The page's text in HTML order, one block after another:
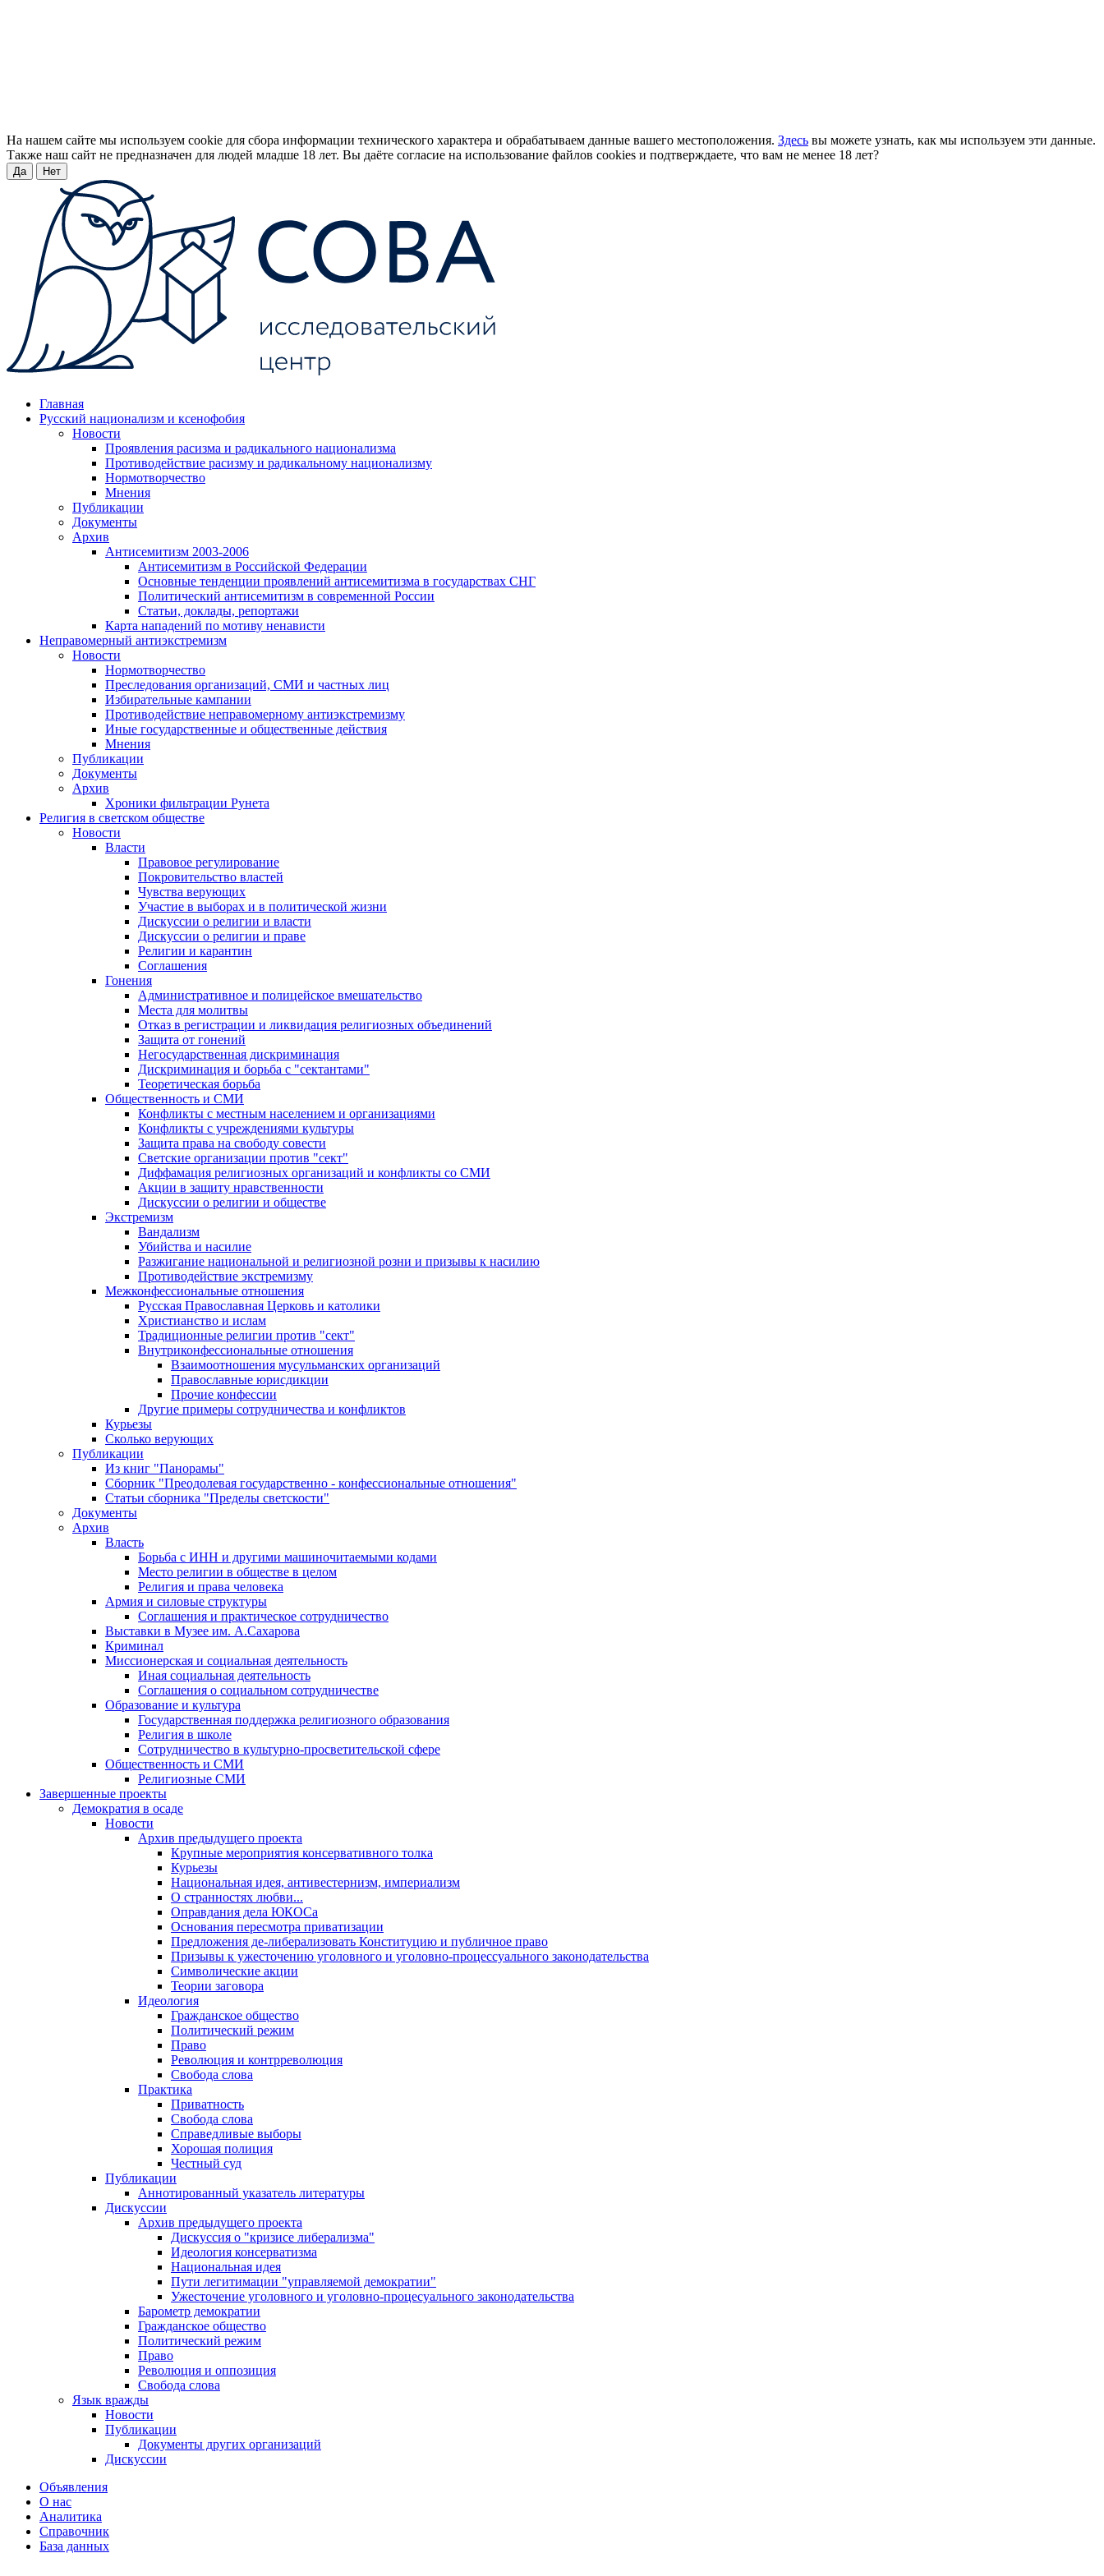
На нашем сайте мы используем cookie для сбора информации технического характера и обрабатываем данные вашего местоположения. Здесь вы можете узнать, как мы используем эти данные.
Также наш сайт не предназначен для людей младше 18 лет. Вы даёте согласие на использование файлов cookies и подтверждаете, что вам не менее 18 лет?
Да Нет
Главная
Русский национализм и ксенофобия
Новости
Проявления расизма и радикального национализма
Противодействие расизму и радикальному национализму
Нормотворчество
Мнения
Публикации
Документы
Архив
Антисемитизм 2003-2006
Антисемитизм в Российской Федерации
Основные тенденции проявлений антисемитизма в государствах СНГ
Политический антисемитизм в современной России
Статьи, доклады, репортажи
Карта нападений по мотиву ненависти
Неправомерный антиэкстремизм
Новости
Нормотворчество
Преследования организаций, СМИ и частных лиц
Избирательные кампании
Противодействие неправомерному антиэкстремизму
Иные государственные и общественные действия
Мнения
Публикации
Документы
Архив
Хроники фильтрации Рунета
Религия в светском обществе
Новости
Власти
Правовое регулирование
Покровительство властей
Чувства верующих
Участие в выборах и в политической жизни
Дискуссии о религии и власти
Дискуссии о религии и праве
Религии и карантин
Соглашения
Гонения
Административное и полицейское вмешательство
Места для молитвы
Отказ в регистрации и ликвидация религиозных объединений
Защита от гонений
Негосударственная дискриминация
Дискриминация и борьба с "сектантами"
Теоретическая борьба
Общественность и СМИ
Конфликты с местным населением и организациями
Конфликты с учреждениями культуры
Защита права на свободу совести
Светские организации против "сект"
Диффамация религиозных организаций и конфликты со СМИ
Акции в защиту нравственности
Дискуссии о религии и обществе
Экстремизм
Вандализм
Убийства и насилие
Разжигание национальной и религиозной розни и призывы к насилию
Противодействие экстремизму
Межконфессиональные отношения
Русская Православная Церковь и католики
Христианство и ислам
Традиционные религии против "сект"
Внутриконфессиональные отношения
Взаимоотношения мусульманских организаций
Православные юрисдикции
Прочие конфессии
Другие примеры сотрудничества и конфликтов
Курьезы
Сколько верующих
Публикации
Из книг "Панорамы"
Сборник "Преодолевая государственно - конфессиональные отношения"
Статьи сборника "Пределы светскости"
Документы
Архив
Власть
Борьба с ИНН и другими машиночитаемыми кодами
Место религии в обществе в целом
Религия и права человека
Армия и силовые структуры
Соглашения и практическое сотрудничество
Выставки в Музее им. А.Сахарова
Криминал
Миссионерская и социальная деятельность
Иная социальная деятельность
Соглашения о социальном сотрудничестве
Образование и культура
Государственная поддержка религиозного образования
Религия в школе
Сотрудничество в культурно-просветительской сфере
Общественность и СМИ
Религиозные СМИ
Завершенные проекты
Демократия в осаде
Новости
Архив предыдущего проекта
Крупные мероприятия консервативного толка
Курьезы
Национальная идея, антивестернизм, империализм
О странностях любви...
Оправдания дела ЮКОСа
Основания пересмотра приватизации
Предложения де-либерализовать Конституцию и публичное право
Призывы к ужесточению уголовного и уголовно-процессуального законодательства
Символические акции
Теории заговора
Идеология
Гражданское общество
Политический режим
Право
Революция и контрреволюция
Свобода слова
Практика
Приватность
Свобода слова
Справедливые выборы
Хорошая полиция
Честный суд
Публикации
Аннотированный указатель литературы
Дискуссии
Архив предыдущего проекта
Дискуссия о "кризисе либерализма"
Идеология консерватизма
Национальная идея
Пути легитимации "управляемой демократии"
Ужесточение уголовного и уголовно-процесуального законодательства
Барометр демократии
Гражданское общество
Политический режим
Право
Революция и оппозиция
Свобода слова
Язык вражды
Новости
Публикации
Документы других организаций
Дискуссии
Объявления
О нас
Аналитика
Справочник
База данных